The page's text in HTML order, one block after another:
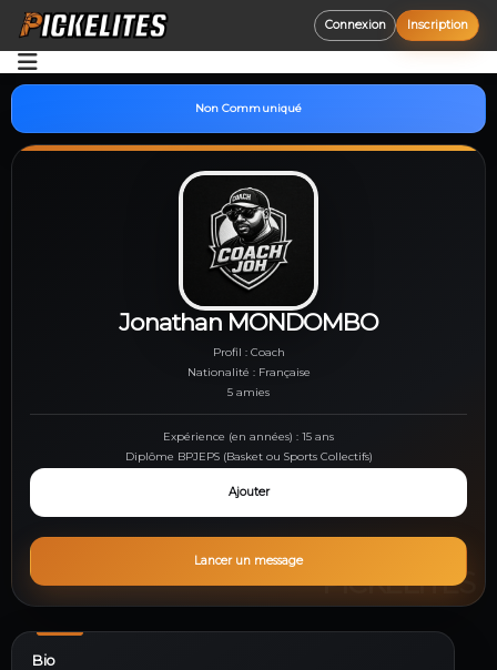
Connexion Inscription
Accueil
Opportunités
Non Communiqué
Jonathan MONDOMBO
Profil : Coach
Nationalité : Française
5 amies
Expérience (en années) : 15 ans
Diplôme BPJEPS (Basket ou Sports Collectifs)
Ajouter
Lancer un message
Bio